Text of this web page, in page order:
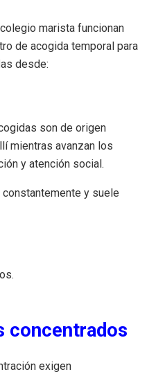
marista funcionan
de acogida temporal para
desde:
son de origen
mientras avanzan los
y atención social.
y suele
concentrados
exigen